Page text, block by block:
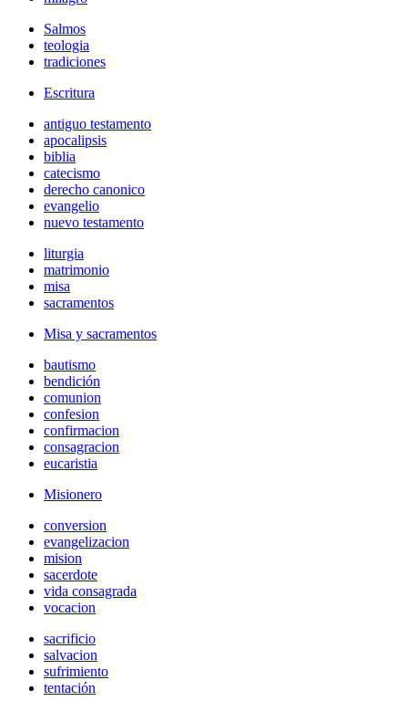
Salmos
teologia
tradiciones
Escritura
antiguo testamento
apocalipsis
biblia
catecismo
derecho canonico
evangelio
nuevo testamento
liturgia
matrimonio
misa
sacramentos
Misa y sacramentos
bautismo
bendición
comunion
confesion
confirmacion
consagracion
eucaristia
Misionero
conversion
evangelizacion
mision
sacerdote
vida consagrada
vocacion
sacrificio
salvacion
sufrimiento
tentación